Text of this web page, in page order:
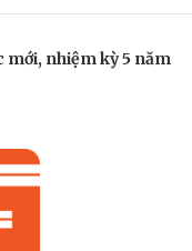
mới, nhiệm kỳ 5 năm